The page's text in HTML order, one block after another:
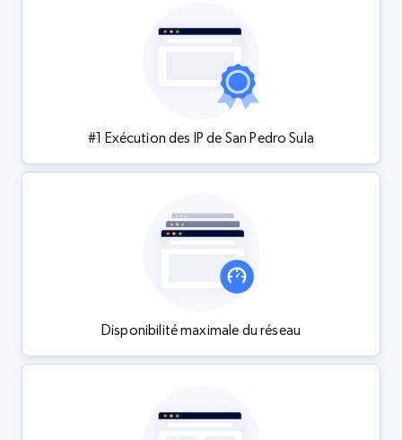
#1 Exécution des IP de San Pedro Sula
Disponibilité maximale du réseau